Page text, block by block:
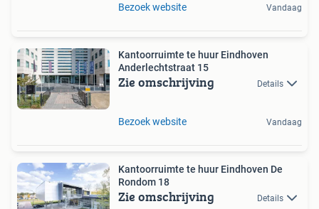
Bezoek website Vandaag
Kantoorruimte te huur Eindhoven
Anderlechtstraat 15
Zie omschrijving Details
Bezoek website Vandaag
Kantoorruimte te huur Eindhoven De
Rondom 18
Zie omschrijving Details